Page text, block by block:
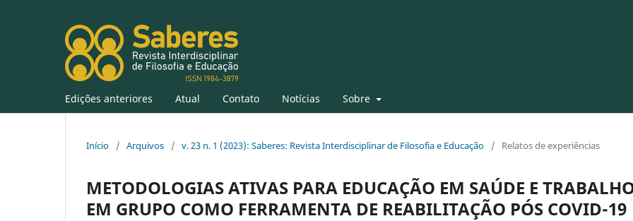
Edições anteriores Atual Contato Notícias Sobre
Início / Arquivos / v. 23 n. 1 (2023): Saberes: Revista Interdisciplinar de Filosofia e Educação / Relatos de experiências
METODOLOGIAS ATIVAS PARA EDUCAÇÃO EM SAÚDE E
EM GRUPO COMO FERRAMENTA DE REABILITAÇÃO PÓS COVID-19